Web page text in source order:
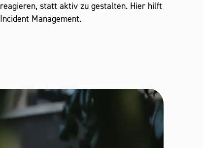
reagieren, statt aktiv zu gestalten. Hier hilft
Incident Management.